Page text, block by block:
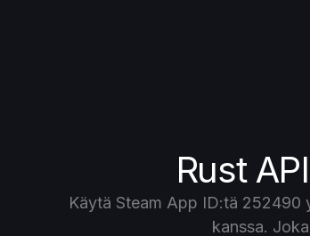
Rust
Käytä Steam App ID:tä 252490
kanssa.